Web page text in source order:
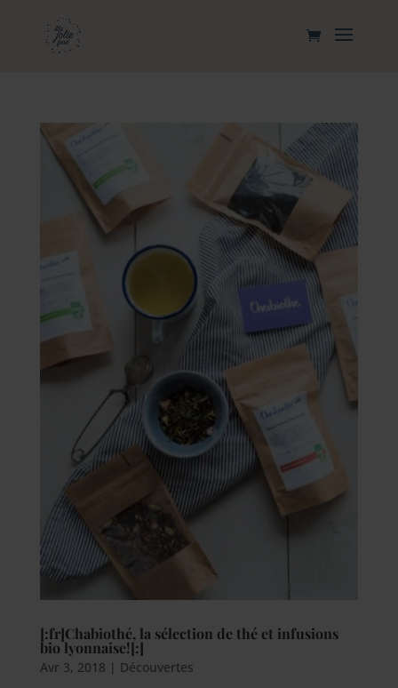
[:fr]Chabiothé, la sélection de thé et infusions
bio lyonnaise![:]
Avr 3, 2018 | Découvertes